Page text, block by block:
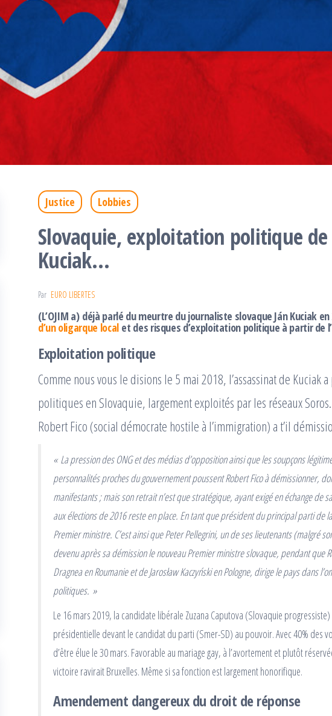
Justice Lobbies
Slovaquie, exploitation politique
Kuciak…
Par EURO LIBERTES
(L’OJIM a) déjà parlé du meurtre du journaliste slovaque Ján Kuciak en
d’un oligarque localet des risques d’exploitation politique à partir de
Exploitation politique
Comme nous vous le disions le 5 mai 2018, l’assassinat de Kuciak
politiques en Slovaquie, largement exploités par les réseaux
Robert Fico (social démocrate hostile à l’immigration) a t’il
« La pression des ONG et des médias d’opposition ainsi que les soupçons
personnalités proches du gouvernement poussent Robert Fico à démissionner,
manifestants ; mais son retrait n’est que stratégique, ayant exigé en échange de
aux élections de 2016 reste en place. En tant que président du principal parti de
Premier ministre. C’est ainsi que Peter Pellegrini, un de ses lieutenants (malgré
devenu après sa démission le nouveau Premier ministre slovaque, pendant que
Dragnea en Roumanie et de Jarosław Kaczyński en Pologne, dirige le pays dans
politiques. »
Le 16 mars 2019, la candidate libérale Zuzana Caputova (Slovaquie
présidentielle devant le candidat du parti (Smer-SD) au pouvoir. Avec 40% des
d’être élue le 30 mars. Favorable au mariage gay, à l’avortement et plutôt
victoire ravirait Bruxelles. Même si sa fonction est largement honorifique.
Amendement dangereux du droit de réponse